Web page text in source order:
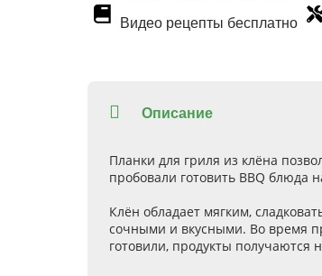
Видео рецепты бесплатно
Описание
Планки для гриля из клёна
пробовали готовить BBQ блюда
Клён обладает мягким,
сочными и вкусными. Во время
готовили, продукты